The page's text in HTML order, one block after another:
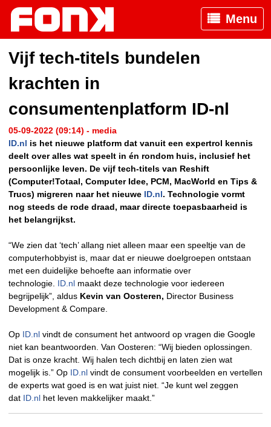
Menu
Vijf tech-titels bundelen
krachten in
consumentenplatform ID-nl
05-09-2022 (09:14) - media
ID.nl is het nieuwe platform dat vanuit een expertrol kennis
deelt over alles wat speelt in én rondom huis, inclusief het
persoonlijke leven. De vijf tech-titels van Reshift
(Computer!Totaal, Computer Idee, PCM, MacWorld en Tips &
Trucs) migreren naar het nieuwe ID.nl. Technologie vormt
nog steeds de rode draad, maar directe toepasbaarheid is
het belangrijkst.
“We zien dat ‘tech’ allang niet alleen maar een speeltje van de
computerhobbyist is, maar dat er nieuwe doelgroepen ontstaan
met een duidelijke behoefte aan informatie over
technologie. ID.nl maakt deze technologie voor iedereen
begrijpelijk”, aldus Kevin van Oosteren, Director Business
Development & Compare.
Op ID.nl vindt de consument het antwoord op vragen die Google
niet kan beantwoorden. Van Oosteren: “Wij bieden oplossingen.
Dat is onze kracht. Wij halen tech dichtbij en laten zien wat
mogelijk is.” Op ID.nl vindt de consument voorbeelden en vertellen
de experts wat goed is en wat juist niet. “Je kunt wel zeggen
dat ID.nl het leven makkelijker maakt.”